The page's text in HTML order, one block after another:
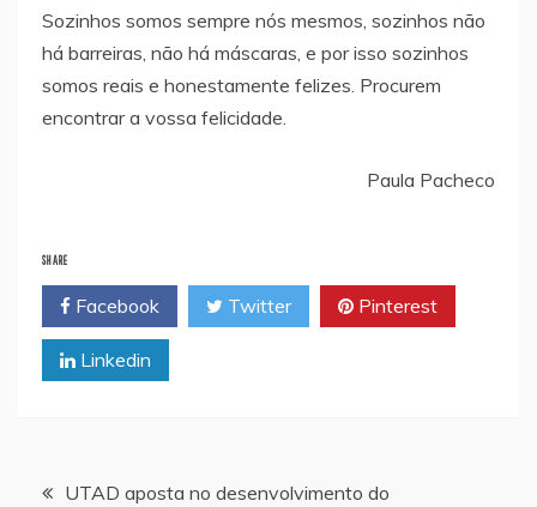
Sozinhos somos sempre nós mesmos, sozinhos não
há barreiras, não há máscaras, e por isso sozinhos
somos reais e honestamente felizes. Procurem
encontrar a vossa felicidade.
Paula Pacheco
SHARE
Facebook Twitter Pinterest
Linkedin
Navegação
UTAD aposta no desenvolvimento do